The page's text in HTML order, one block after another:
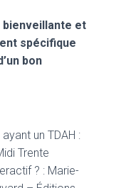
bienveillante et
spécifique
bon
un TDAH :
Trente
? : Marie-